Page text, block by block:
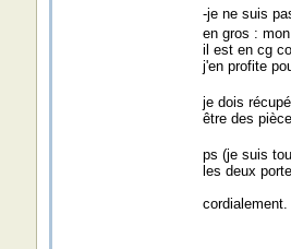
-je ne suis
en gros :
il est en cg
j'en profite
je dois
être des
ps (je suis
les deux
cordialement.